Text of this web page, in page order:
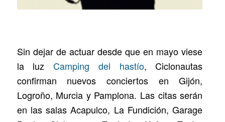
Sin dejar de actuar desde que en mayo viese
la luzCamping del hastío, Ciclonautas
confirman nuevos conciertos en Gijón,
Logroño, Murcia y Pamplona. Las citas serán
en las salas Acapulco, La Fundición, Garage